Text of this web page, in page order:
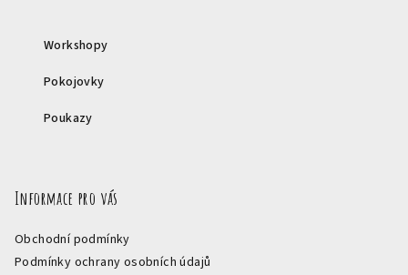
Workshopy
Pokojovky
Poukazy
Informace pro vás
Obchodní podmínky
Podmínky ochrany osobních údajů